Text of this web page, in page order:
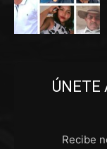
ÚNETE
Recibe